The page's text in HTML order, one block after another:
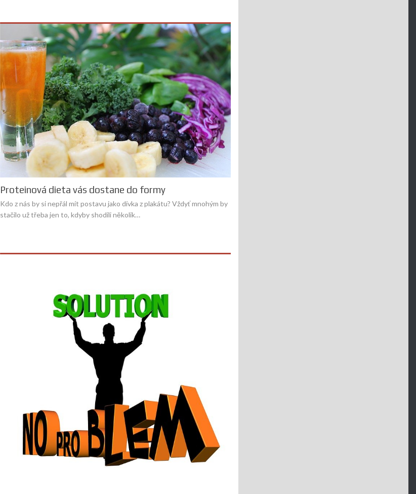
Proteinová dieta vás dostane do formy
Kdo z nás by si nepřál mít postavu jako dívka z plakátu? Vždyť mnohým by
stačilo už třeba jen to, kdyby shodili několik…